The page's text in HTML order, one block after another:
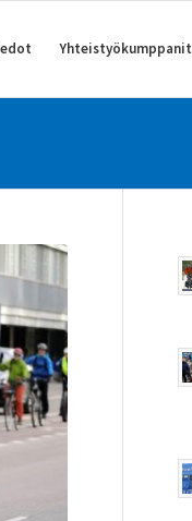
Yhteistyökumppanit